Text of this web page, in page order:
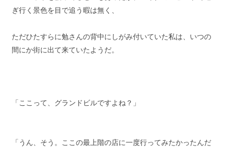
ぎ行く景色を目で追う暇は無く、
ただひたすらに勉さんの背中にしがみ付いていた私は、いつの
間にか街に出て来ていたようだ。
「ここって、グランドビルですよね？」
「うん、そう。ここの最上階の店に一度行ってみたかったんだ